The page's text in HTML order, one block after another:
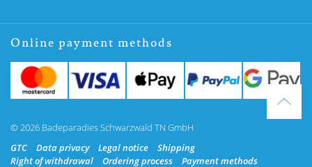
Online payment methods
© 2026 Badeparadies Schwarzwald TN GmbH
GTC
Data privacy Legal notice
Shipping
Right of withdrawal
Ordering process Payment methods